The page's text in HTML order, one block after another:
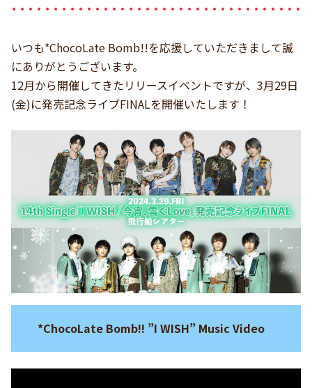
いつも*ChocoLate Bomb!!を応援していただきまして誠
にありがとうございます。
12月から開催してきたリリースイベントですが、3月29日
(金)に発売記念ライブFINALを開催いたします！
*ChocoLate Bomb!! ”I WISH” Music Video